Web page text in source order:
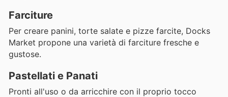
Farciture
Per creare panini, torte salate e pizze farcite, Docks
Market propone una varietà di farciture fresche e
gustose.
Pastellati e Panati
Pronti all'uso o da arricchire con il proprio tocco